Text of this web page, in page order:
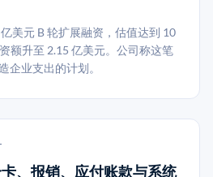
美元 B 轮扩展融资，估值达到 10
额升至 2.15 亿美元。公司称这笔
企业支出的计划。
、报销、应付账款与系统